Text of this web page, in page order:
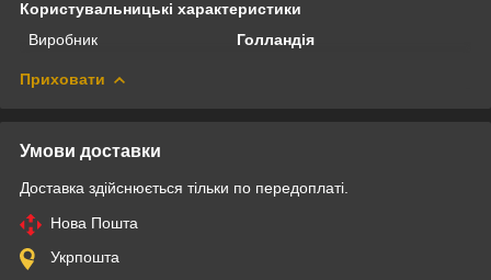
Користувальницькі характеристики
Виробник
Голландія
Приховати
Умови доставки
Доставка здійснюється тільки по передоплаті.
Нова Пошта
Укрпошта